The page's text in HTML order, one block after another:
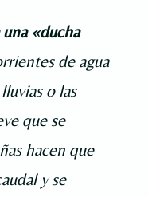
«ducha
de agua
o las
que se
hacen que
y se